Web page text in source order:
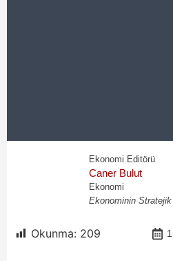
Ekonomi Editörü
Caner Bulut
Ekonomi
Ekonominin Stratejik
Okunma: 209